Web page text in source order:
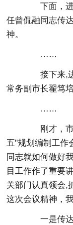
下面，进
任曾侃融同志传
神。
……
接下来,进
常务副市长翟笃
……
刚才，市
五"规划编制工作
同志就如何做好
目工作作了重要
关部门认真领会,
这次会议精神，
一是传达